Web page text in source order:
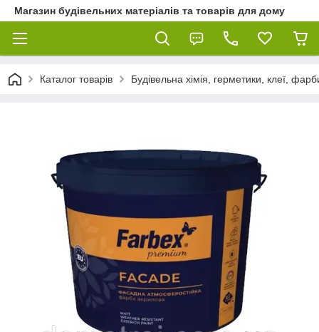
Магазин будівельних матеріалів та товарів для дому
Каталог товарів Будівельна хімія, герметики, клеї,